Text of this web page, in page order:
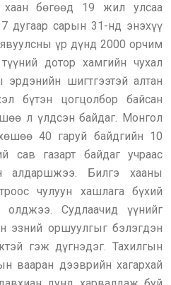
хаан бөгөөд 19 жил улсаа
дугаар сарын 31-нд энэхүү
явуулсны үр дүнд 2000 орчим
дотор хамгийн чухал
шигтгээтэй алтан
бүтэн цогцолбор байсан
л үлдсэн байдаг. Монгол
40 гаруй байдгийн 10
сав газарт байдаг учраас
алдаршжээ. Билгэ хааны
чулуун хашлага бүхий
Судлаачид үүнийг
эзний оршуулгыг бэлэгдэн
гэж дүгнэдэг. Тахилгын
вааран дээврийн хагархай